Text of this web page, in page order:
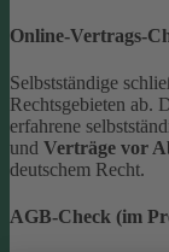
Online-Vertrags-
Selbstständige
Rechtsgebieten ab.
erfahrene
und Verträge vor
deutschem Recht.
AGB-Check (im